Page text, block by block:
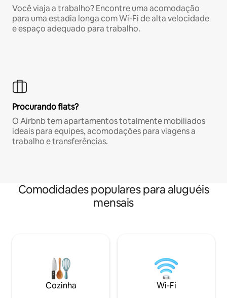
Você viaja a trabalho? Encontre uma acomodação
para uma estadia longa com Wi-Fi de alta velocidade
e espaço adequado para trabalho.
Procurando flats?
O Airbnb tem apartamentos totalmente mobiliados
ideais para equipes, acomodações para viagens a
trabalho e transferências.
Comodidades populares para aluguéis
mensais
Cozinha Wi-Fi